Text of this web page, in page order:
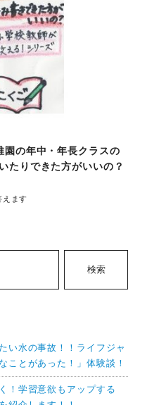
園の年中・年長クラスの
たりできた方がいいの？
えます
検索
い水の事故！！ライフジャ
ことがあった！」体験談！
！学習意欲もアップする